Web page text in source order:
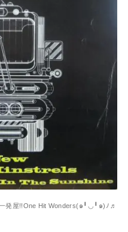
発屋!!One Hit Wonders⁠(⁠๑⁠╹⁠◡⁠╹⁠๑⁠)⁠ﾉ⁠♬